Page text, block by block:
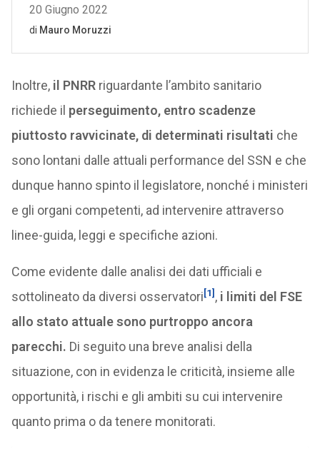
Inoltre, il PNRRriguardante l’ambito sanitario
richiede il perseguimento, entro scadenze
piuttosto ravvicinate, di determinati risultati che
sono lontani dalle attuali performance del SSN e che
dunque hanno spinto il legislatore, nonché i ministeri
e gli organi competenti, ad intervenire attraverso
linee-guida, leggi e specifiche azioni.
Come evidente dalle analisi dei dati ufficiali e
sottolineato da diversi osservatori[1] , i limiti del FSE
allo stato attuale sono purtroppo ancora
parecchi. Di seguito una breve analisi della
situazione, con in evidenza le criticità, insieme alle
opportunità, i rischi e gli ambiti su cui intervenire
quanto prima o da tenere monitorati.